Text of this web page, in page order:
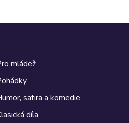
mládež
satira a komedie
díla